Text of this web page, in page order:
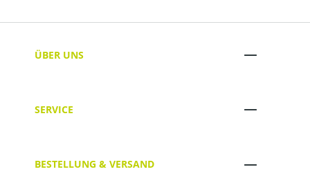
ÜBER UNS
SERVICE
BESTELLUNG & VERSAND